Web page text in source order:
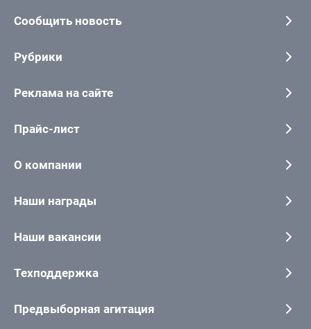
Сообщить новость
Рубрики
Реклама на сайте
Прайс-лист
О компании
Наши награды
Наши вакансии
Техподдержка
Предвыборная агитация